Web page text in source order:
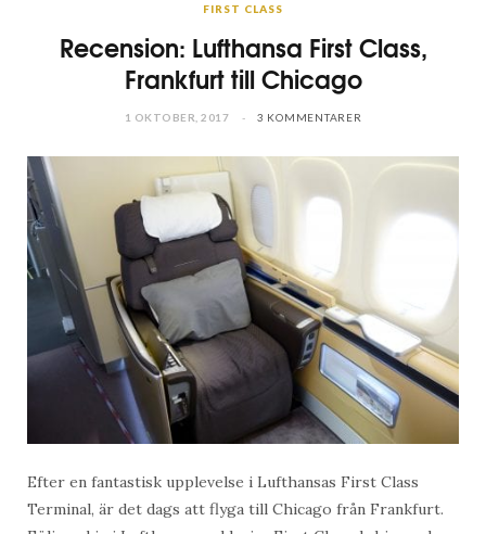
FIRST CLASS
Recension: Lufthansa First Class,
Frankfurt till Chicago
1 OKTOBER, 2017 3 KOMMENTARER
Efter en fantastisk upplevelse i Lufthansas First Class
Terminal, är det dags att flyga till Chicago från Frankfurt.